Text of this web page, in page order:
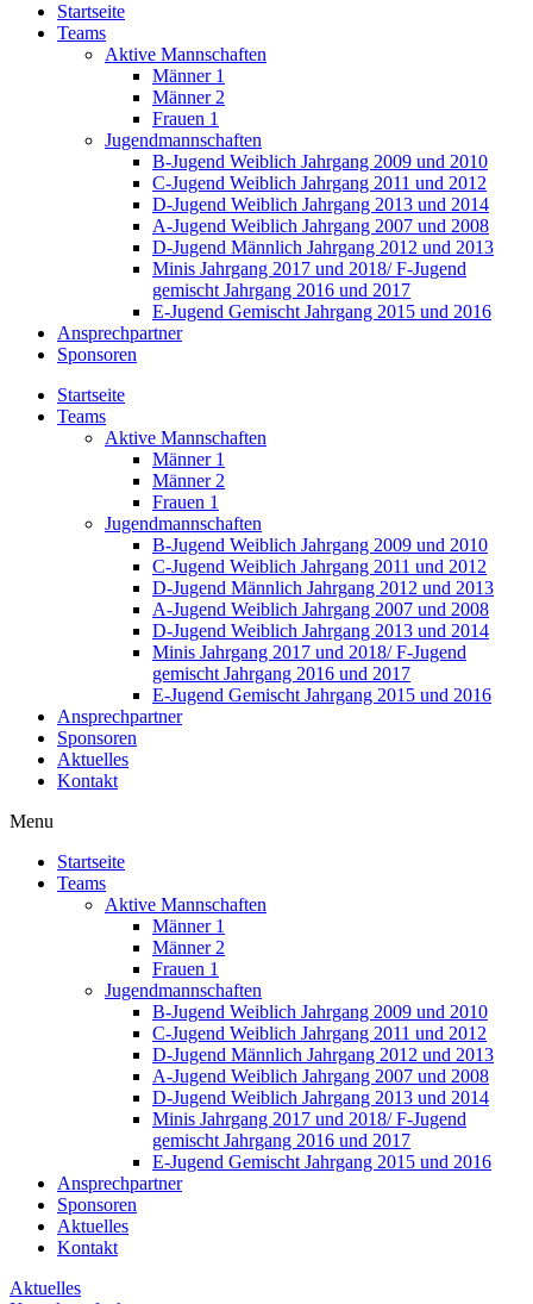
Startseite
Teams
Aktive Mannschaften
Männer 1
Männer 2
Frauen 1
Jugendmannschaften
B-Jugend Weiblich Jahrgang 2009 und 2010
C-Jugend Weiblich Jahrgang 2011 und 2012
D-Jugend Weiblich Jahrgang 2013 und 2014
A-Jugend Weiblich Jahrgang 2007 und 2008
D-Jugend Männlich Jahrgang 2012 und 2013
Minis Jahrgang 2017 und 2018/ F-Jugend
gemischt Jahrgang 2016 und 2017
E-Jugend Gemischt Jahrgang 2015 und 2016
Ansprechpartner
Sponsoren
Startseite
Teams
Aktive Mannschaften
Männer 1
Männer 2
Frauen 1
Jugendmannschaften
B-Jugend Weiblich Jahrgang 2009 und 2010
C-Jugend Weiblich Jahrgang 2011 und 2012
D-Jugend Männlich Jahrgang 2012 und 2013
A-Jugend Weiblich Jahrgang 2007 und 2008
D-Jugend Weiblich Jahrgang 2013 und 2014
Minis Jahrgang 2017 und 2018/ F-Jugend
gemischt Jahrgang 2016 und 2017
E-Jugend Gemischt Jahrgang 2015 und 2016
Ansprechpartner
Sponsoren
Aktuelles
Kontakt
Menu
Startseite
Teams
Aktive Mannschaften
Männer 1
Männer 2
Frauen 1
Jugendmannschaften
B-Jugend Weiblich Jahrgang 2009 und 2010
C-Jugend Weiblich Jahrgang 2011 und 2012
D-Jugend Männlich Jahrgang 2012 und 2013
A-Jugend Weiblich Jahrgang 2007 und 2008
D-Jugend Weiblich Jahrgang 2013 und 2014
Minis Jahrgang 2017 und 2018/ F-Jugend
gemischt Jahrgang 2016 und 2017
E-Jugend Gemischt Jahrgang 2015 und 2016
Ansprechpartner
Sponsoren
Aktuelles
Kontakt
Aktuelles